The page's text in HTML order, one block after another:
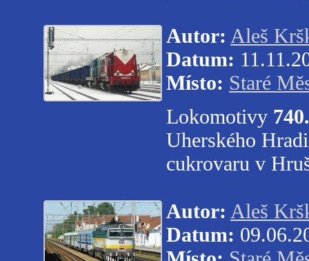
Autor: Aleš
Datum:
Místo: Staré
Lokomotivy
Uherského
cukrovaru v
Autor: Aleš
Datum: